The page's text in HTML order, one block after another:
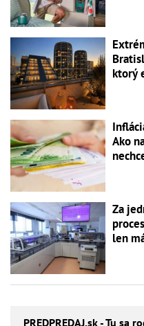
ktorý
Ako
Za
len
PREDPREDAJ.sk - Tu sa